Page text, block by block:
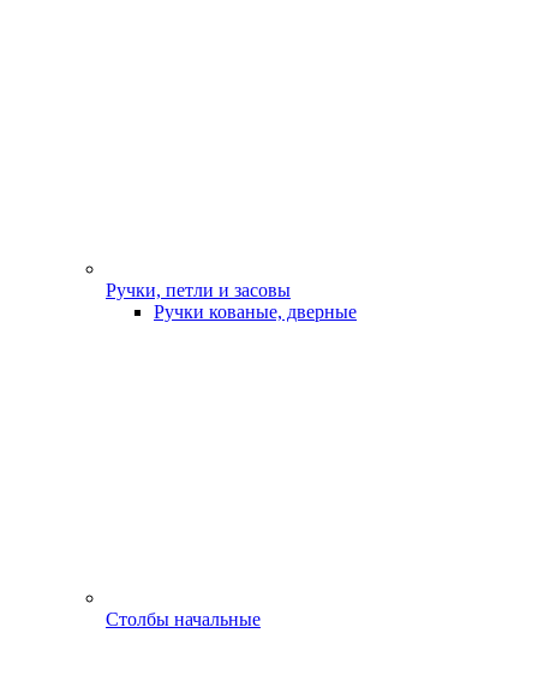
Ручки, петли и засовы
Ручки кованые, дверные
Столбы начальные